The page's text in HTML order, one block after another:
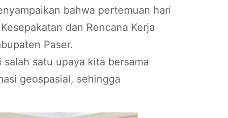
bahwa pertemuan hari
dan Rencana Kerja
Paser.
satu upaya kita bersama
geospasial, sehingga